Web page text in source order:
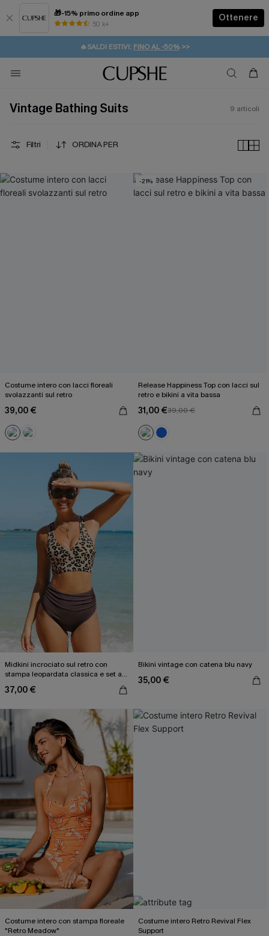
🎁-15% primo ordine app
50 k+
Ottenere
⚡️-15% SUGLI ESSENZIALI DA VACANZA | ACQUISTA
🔥SALDI ESTIVI: FINO AL -50%>>
🚚SPEDIZIONE GRATUITA DA 49€
💌REGALO PER I NUOVI: 20% DI SCONTO*
Vintage Bathing Suits 9 articoli
Filtri ORDINA PER
Costume intero con lacci floreali
svolazzanti sul retro
39,00 €
-21%
Release Happiness Top con lacci sul
retro e bikini a vita bassa
31,00 €39,00 €
Midkini incrociato sul retro con
stampa leopardata classica e set a
37,00 €
Bikini vintage con catena blu navy
35,00 €
Costume intero con stampa floreale
"Retro Meadow"
Costume intero Retro Revival Flex
Support